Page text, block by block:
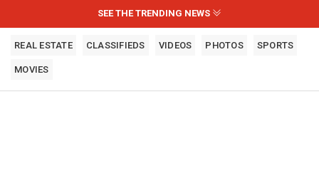
SEE THE TRENDING NEWS
REAL ESTATE CLASSIFIEDS VIDEOS PHOTOS SPORTS
MOVIES